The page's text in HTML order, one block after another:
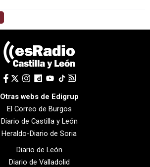
Otras webs de Edigrup
El Correo de Burgos
Diario de Castilla y León
Heraldo-Diario de Soria
Diario de León
Diario de Valladolid